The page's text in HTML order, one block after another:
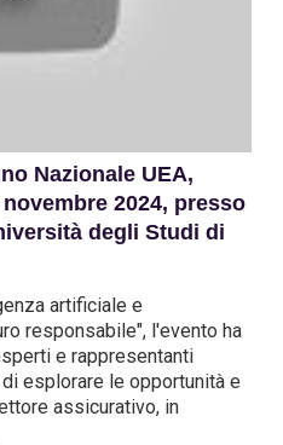
Nazionale UEA,
2024, presso
degli Studi di
artificiale e
responsabile", l'evento ha
e rappresentanti
esplorare le opportunità e
assicurativo, in